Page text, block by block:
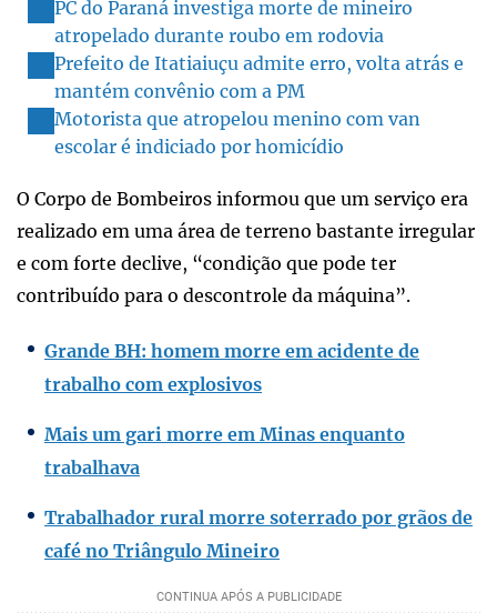
PC do Paraná investiga morte de mineiro
atropelado durante roubo em rodovia
Prefeito de Itatiaiuçu admite erro, volta atrás e
mantém convênio com a PM
Motorista que atropelou menino com van
escolar é indiciado por homicídio
O Corpo de Bombeiros informou que um serviço era
realizado em uma área de terreno bastante irregular
e com forte declive, “condição que pode ter
contribuído para o descontrole da máquina”.
Grande BH: homem morre em acidente de
trabalho com explosivos
Mais um gari morre em Minas enquanto
trabalhava
Trabalhador rural morre soterrado por grãos de
café no Triângulo Mineiro